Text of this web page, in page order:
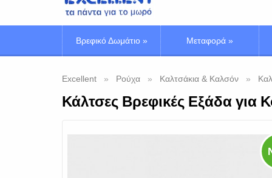
Βρεφικό Δωμάτιο» Μεταφορά »
Excellent Ρούχα Καλτσάκια & Καλσόν
Κάλτσες Βρεφικές Εξάδα για